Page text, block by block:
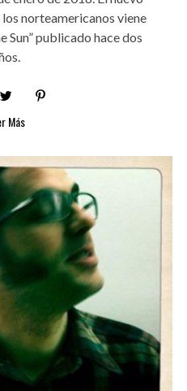
norteamericanos viene
Sun” publicado hace dos
Más